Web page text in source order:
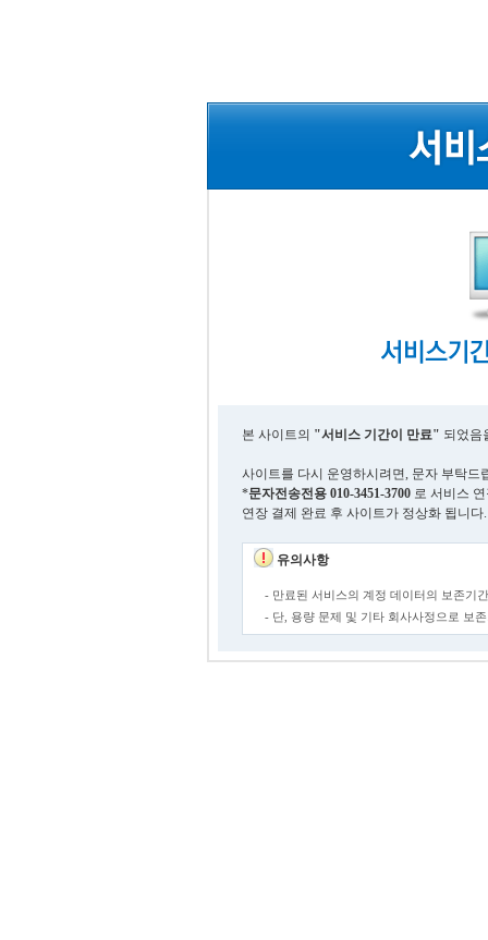
본 사이트의 "서비스 기간이 만료" 되었음
사이트를 다시 운영하시려면, 문자 부탁드
*문자전송전용 010-3451-3700 로 서비스
연장 결제 완료 후 사이트가 정상화 됩니다.
유의사항
- 만료된 서비스의 계정 데이터의 보존기
- 단, 용량 문제 및 기타 회사사정으로 보